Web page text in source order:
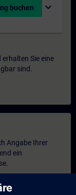
buchen expand_more
Sie eine
sind.
Angabe Ihrer
ein